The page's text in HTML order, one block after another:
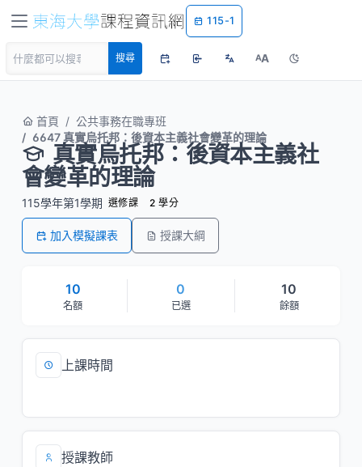
115-1
搜尋 AA
首頁
公共事務在職專班
6647 真實烏托邦：後資本主義社會變革的理論
真實烏托邦：後資本主義社
會變革的理論
115學年第1學期 選修課 2 學分
加入模擬課表 授課大綱
10
名額
0
已選
10
餘額
上課時間
授課教師